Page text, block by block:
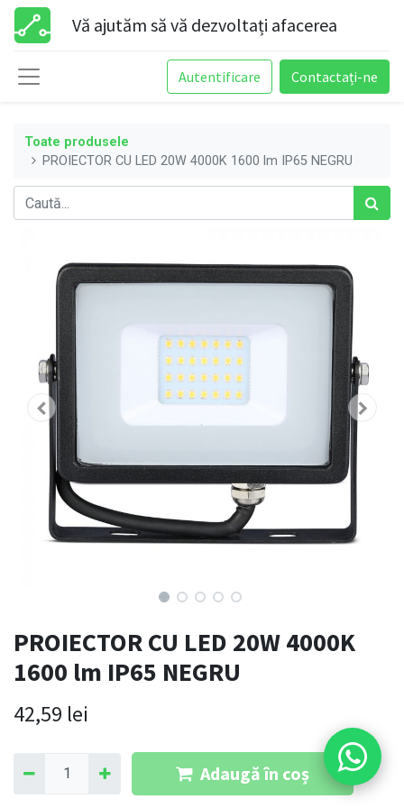
Vă ajutăm să vă dezvoltați afacerea
Autentificare Contactați-ne
Toate produsele
PROIECTOR CU LED 20W 4000K 1600 lm IP65 NEGRU
PROIECTOR CU LED 20W 4000K
1600 lm IP65 NEGRU
42,59 lei
Adaugă în coș